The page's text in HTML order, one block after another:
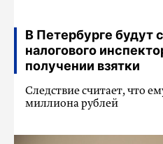
В Петербурге будут
налогового
получении взятки
Следствие считает, что
миллиона рублей